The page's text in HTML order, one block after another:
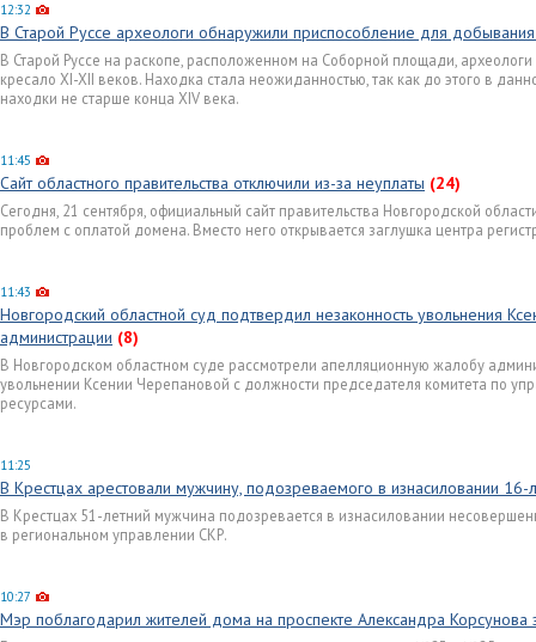
12:32
В Старой Руссе археологи обнаружили приспособление для
В Старой Руссе на раскопе, расположенном на Соборной площади,
кресало XI-XII веков. Находка стала неожиданностью, так как до этого в
находки не старше конца XIV века.
11:45
Сайт областного правительства отключили из-за неуплаты (24)
Сегодня, 21 сентября, официальный сайт правительства Новгородской
проблем с оплатой домена. Вместо него открывается заглушка центра
11:43
Новгородский областной суд подтвердил незаконность увольнения
администрации (8)
В Новгородском областном суде рассмотрели апелляционную жалобу
увольнении Ксении Черепановой с должности председателя комитета по
ресурсами.
11:25
В Крестцах арестовали мужчину, подозреваемого в изнасиловании
В Крестцах 51-летний мужчина подозревается в изнасиловании
в региональном управлении СКР.
10:27
Мэр поблагодарил жителей дома на проспекте Александра Корсунова